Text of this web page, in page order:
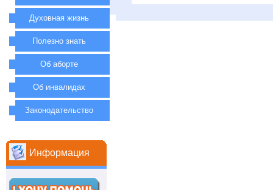
Духовная жизнь
Полезно знать
Об аборте
Об инвалидах
Законодательство
Информация